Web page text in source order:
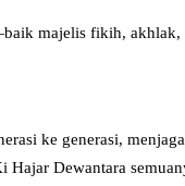
majelis fikih, akhlak,
ke generasi,
Dewantara